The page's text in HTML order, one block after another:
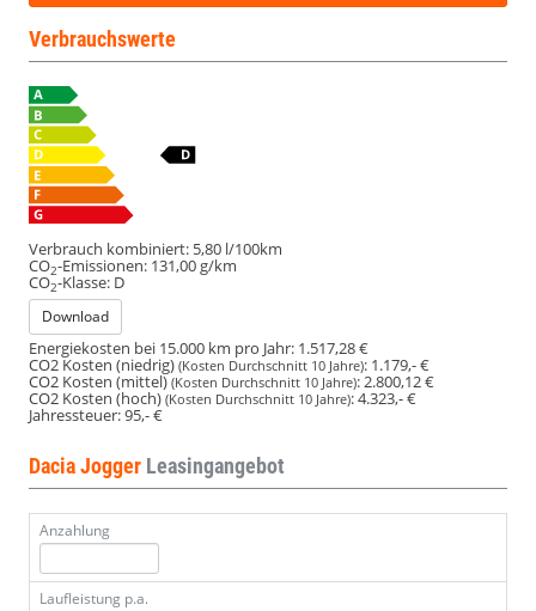
Verbrauchswerte
Verbrauch kombiniert: 5,80 l/100km
CO2-Emissionen: 131,00 g/km
CO2-Klasse: D
Download
Energiekosten bei 15.000 km pro Jahr: 1.517,28 €
CO2 Kosten (niedrig) (Kosten Durchschnitt 10 Jahre): 1.179,- €
CO2 Kosten (mittel)(Kosten Durchschnitt 10 Jahre):2.800,12 €
CO2 Kosten (hoch) (Kosten Durchschnitt 10 Jahre):4.323,- €
Jahressteuer:95,- €
Dacia Jogger Leasingangebot
Anzahlung
Laufleistung p.a.